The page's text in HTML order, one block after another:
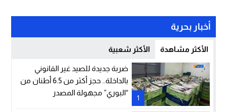
أخبار بحرية
الأكثر مشاهدة الأكثر شعبية
1
ضربة جديدة للصيد غير القانوني
بالداخلة.. حجز أكثر من 6.5 أطنان من
“البوري” مجهولة المصدر